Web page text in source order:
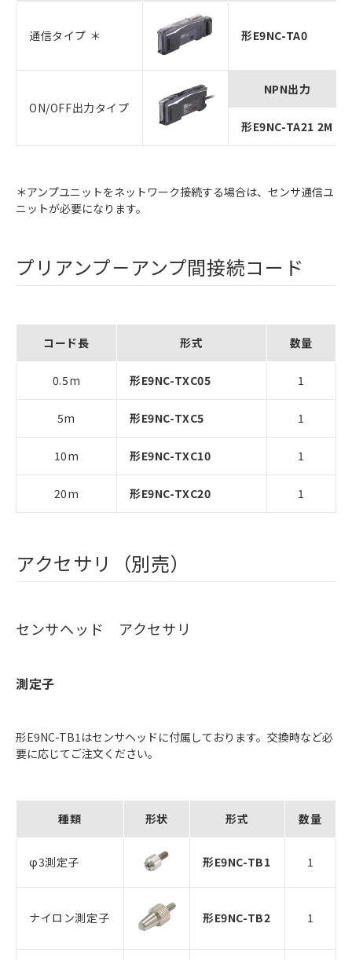
通信タイプ ＊ 形E9NC-TA0
ON/OFF出力タイプ
NPN出力
形E9NC-TA21 2M
＊アンプユニットをネットワーク接続する場合は、センサ通信ユ
ニットが必要になります。
プリアンプ－アンプ間接続コード
コード長 形式 数量
0.5m 形E9NC-TXC05 1
5m 形E9NC-TXC5 1
10m 形E9NC-TXC10 1
20m 形E9NC-TXC20 1
アクセサリ（別売）
センサヘッド アクセサリ
測定子
形E9NC-TB1はセンサヘッドに付属しております。交換時など必
要に応じてご注文ください。
種類 形状 形式 数量
φ3測定子 形E9NC-TB1 1
ナイロン測定子 形E9NC-TB2 1